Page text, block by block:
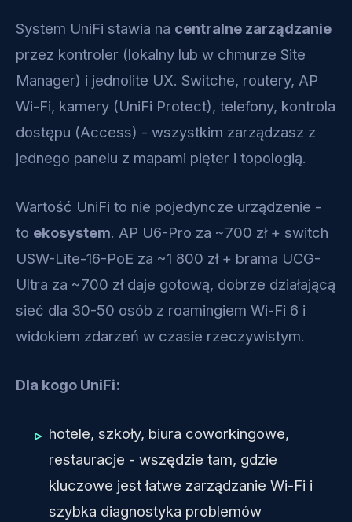
System UniFi stawia na centralne zarządzanie
przez kontroler (lokalny lub w chmurze Site
Manager) i jednolite UX. Switche, routery, AP
Wi-Fi, kamery (UniFi Protect), telefony, kontrola
dostępu (Access) - wszystkim zarządzasz z
jednego panelu z mapami pięter i topologią.
Wartość UniFi to nie pojedyncze urządzenie -
to ekosystem. AP U6-Pro za ~700 zł + switch
USW-Lite-16-PoE za ~1 800 zł + brama UCG-
Ultra za ~700 zł daje gotową, dobrze działającą
sieć dla 30-50 osób z roamingiem Wi-Fi 6 i
widokiem zdarzeń w czasie rzeczywistym.
Dla kogo UniFi:
hotele, szkoły, biura coworkingowe,
restauracje - wszędzie tam, gdzie
kluczowe jest łatwe zarządzanie Wi-Fi i
szybka diagnostyka problemów